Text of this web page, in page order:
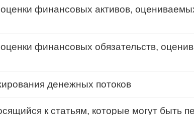
финансовых активов,
финансовых обязательств,
денежных потоков
к статьям, которые могут быть